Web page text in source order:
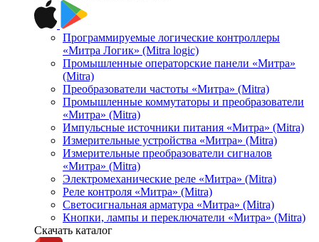
Программируемые логические контроллеры
«Митра Логик» (Mitra logic)
Промышленные операторские панели «Митра»
(Mitra)
Преобразователи частоты «Митра» (Mitra)
Промышленные коммутаторы и преобразователи
«Митра» (Mitra)
Импульсные источники питания «Митра» (Mitra)
Измерительные устройства «Митра» (Mitra)
Измерительные преобразователи сигналов
«Митра» (Mitra)
Электромеханические реле «Митра» (Mitra)
Реле контроля «Митра» (Mitra)
Светосигнальная арматура «Митра» (Mitra)
Кнопки, лампы и переключатели «Митра» (Mitra)
Скачать каталог